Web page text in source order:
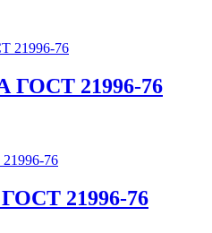
ГОСТ 21996-76
21996-76